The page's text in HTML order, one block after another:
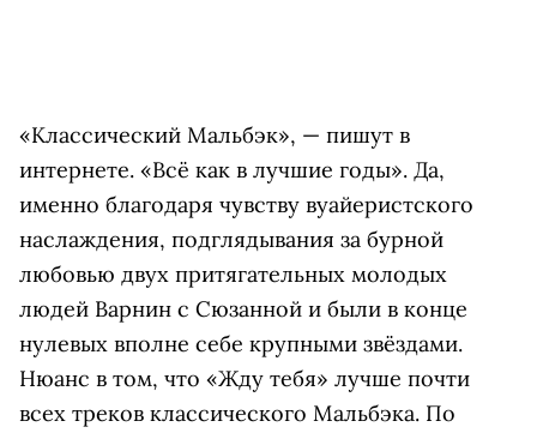
«Классический Мальбэк», — пишут в
интернете. «Всё как в лучшие годы». Да,
именно благодаря чувству вуайеристского
наслаждения, подглядывания за бурной
любовью двух притягательных молодых
людей Варнин с Сюзанной и были в конце
нулевых вполне себе крупными звёздами.
Нюанс в том, что «Жду тебя» лучше почти
всех треков классического Мальбэка. По